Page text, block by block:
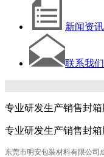
新闻资讯
联系我们
专业研发生产销售封
专业研发生产销售封
东莞市明安包装材料有限公司